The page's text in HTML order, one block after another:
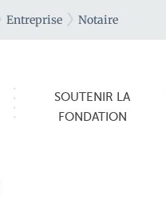
Entreprise Notaire
SOUTENIR LA
FONDATION